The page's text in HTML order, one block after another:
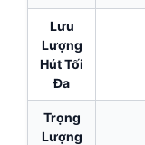
Lưu
Lượng
Hút Tối
Đa
Trọng
Lượng